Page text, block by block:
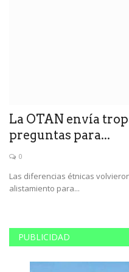
La OTAN envía
preguntas para...
0
Las diferencias étnicas
alistamiento para...
PUBLICIDAD